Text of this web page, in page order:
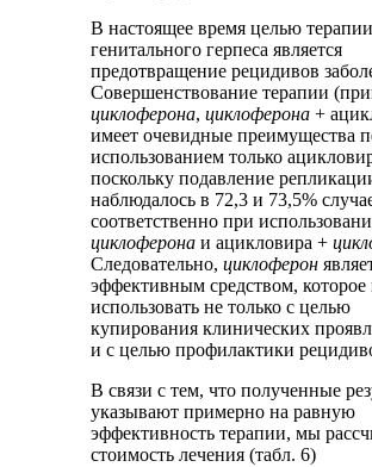
В настоящее время целью терапии
генитального герпеса является
предотвращение рецидивов
Совершенствование терапии
циклоферона,циклоферона +
имеет очевидные преимущества
использованием только
поскольку подавление
наблюдалось в 72,3 и 73,5%
соответственно при
циклоферона и ацикловира +
Следовательно,циклоферон
эффективным средством,
использовать не только с целью
купирования клинических
и с целью профилактики
В связи с тем, что полученные
указывают примерно на равную
эффективность терапии, мы
стоимость лечения (табл. 6)